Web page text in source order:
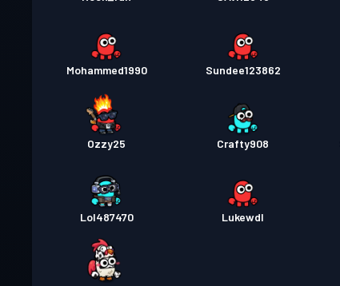
Mohammed1990 Sundee123862
Ozzy25 Crafty908
Lol487470 Lukewdl